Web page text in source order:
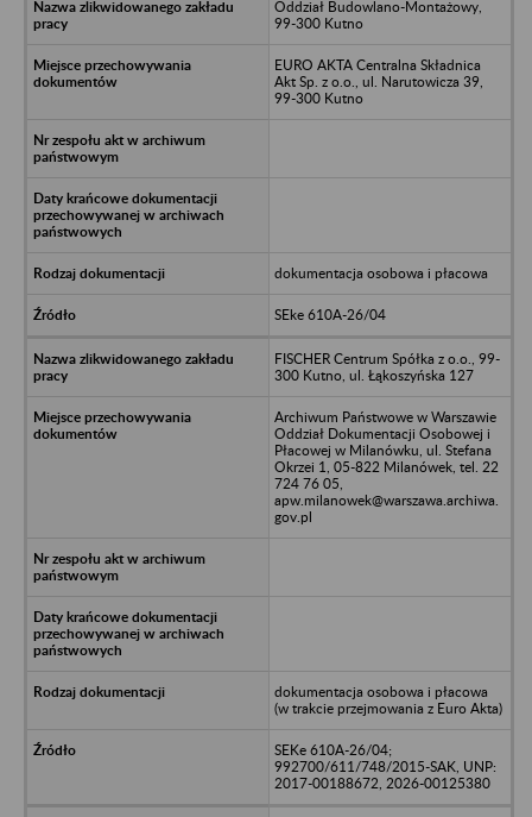
Oddział Budowlano-Montażowy,
99-300 Kutno
EURO AKTA Centralna Składnica
Akt Sp. z o.o., ul. Narutowicza 39,
99-300 Kutno
dokumentacja osobowa i płacowa
SEke 610A-26/04
FISCHER Centrum Spółka z o.o., 99-
300 Kutno, ul. Łąkoszyńska 127
Archiwum Państwowe w Warszawie
Oddział Dokumentacji Osobowej i
Płacowej w Milanówku, ul. Stefana
Okrzei 1, 05-822 Milanówek, tel. 22
724 76 05,
apw.milanowek@warszawa.archiwa.
gov.pl
dokumentacja osobowa i płacowa
(w trakcie przejmowania z Euro Akta)
SEKe 610A-26/04;
992700/611/748/2015-SAK, UNP:
2017-00188672, 2026-00125380